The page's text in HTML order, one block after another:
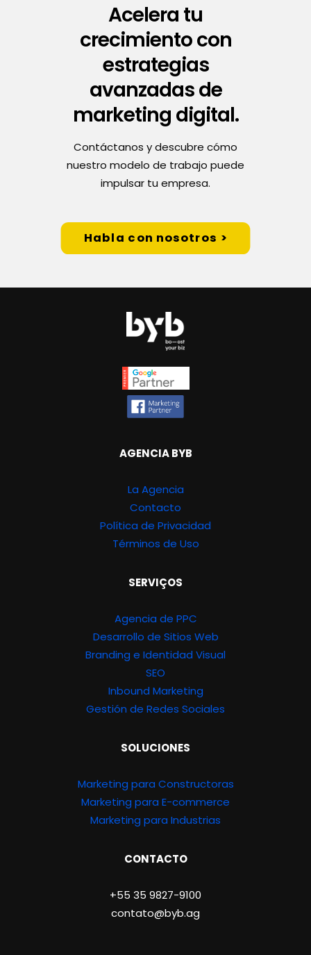
Acelera tu
crecimiento con
estrategias
avanzadas de
marketing digital.
Contáctanos y descubre cómo
nuestro modelo de trabajo puede
impulsar tu empresa.
Habla con nosotros >
AGENCIA BYB
La Agencia
Contacto
Política de Privacidad
Términos de Uso
SERVIÇOS
Agencia de PPC
Desarrollo de Sitios Web
Branding e Identidad Visual
SEO
Inbound Marketing
Gestión de Redes Sociales
SOLUCIONES
Marketing para Constructoras
Marketing para E-commerce
Marketing para Industrias
CONTACTO
+55 35 9827-9100
contato@byb.ag